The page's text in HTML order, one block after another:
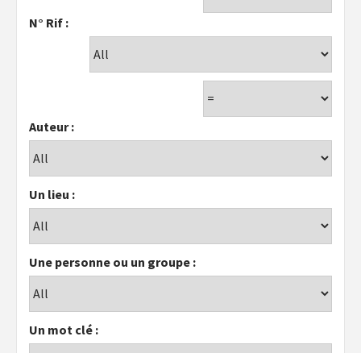
N° Rif :
Auteur :
Un lieu :
Une personne ou un groupe :
Un mot clé :